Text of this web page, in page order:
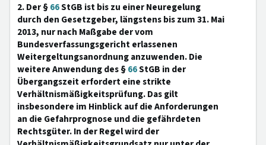
2. Der §66StGB ist bis zu einer Neuregelung
durch den Gesetzgeber, längstens bis zum 31. Mai
2013, nur nach Maßgabe der vom
Bundesverfassungsgericht erlassenen
Weitergeltungsanordnung anzuwenden. Die
weitere Anwendung des §66StGB in der
Übergangszeit erfordert eine strikte
Verhältnismäßigkeitsprüfung. Das gilt
insbesondere im Hinblick auf die Anforderungen
an die Gefahrprognose und die gefährdeten
Rechtsgüter. In der Regel wird der